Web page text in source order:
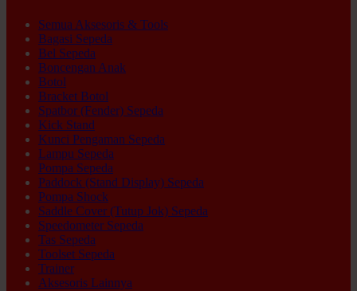
Semua Aksesoris & Tools
Bagasi Sepeda
Bel Sepeda
Boncengan Anak
Botol
Bracket Botol
Spatbor (Fender) Sepeda
Kick Stand
Kunci Pengaman Sepeda
Lampu Sepeda
Pompa Sepeda
Paddock (Stand Display) Sepeda
Pompa Shock
Saddle Cover (Tutup Jok) Sepeda
Speedometer Sepeda
Tas Sepeda
Toolset Sepeda
Trainer
Aksesoris Lainnya